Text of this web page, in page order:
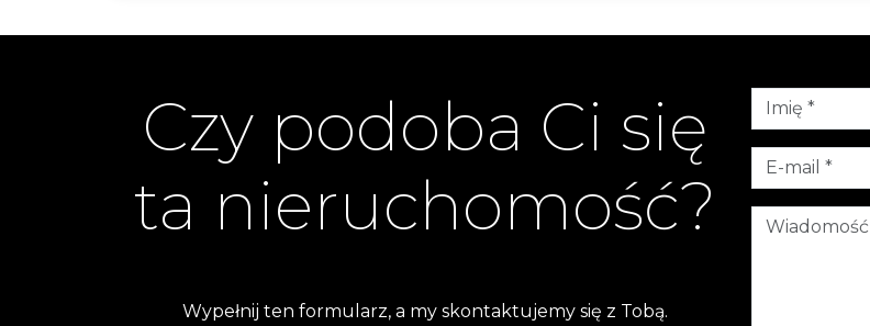
Czy podoba Ci się
ta nieruchomość?
Wypełnij ten formularz, a my skontaktujemy się z Tobą.